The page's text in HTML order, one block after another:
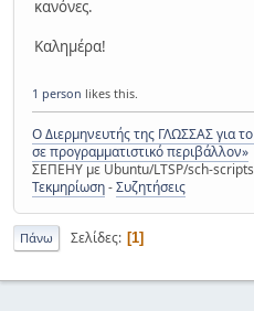
κανόνες.
Καλημέρα!
1 person likes this.
Ο Διερμηνευτής της ΓΛΩΣΣΑΣ για
σε προγραμματιστικό περιβάλλον»
ΣΕΠΕΗΥ με Ubuntu/LTSP/sch-
Τεκμηρίωση-Συζητήσεις
Πάνω Σελίδες 1